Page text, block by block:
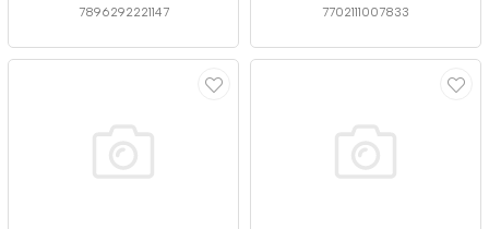
7896292221147 7702111007833